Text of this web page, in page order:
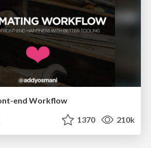
end Workflow
1370 210k